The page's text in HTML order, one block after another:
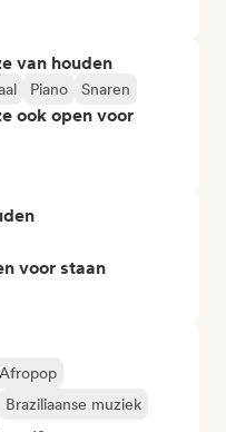
van houden
Piano Snaren
ook open voor
voor staan
Braziliaanse muziek